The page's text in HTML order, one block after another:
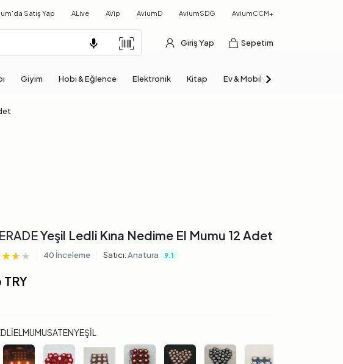
Satış Yap ALive AVip AviumD AviumSDG AviumCCM+
Giriş Yap Sepetim
Giyim Hobi & Eğlence Elektronik Kitap Ev & Mobilya
Yeşil Ledli Kına Nedime El Mumu 12 Adet
40 İnceleme Satıcı:Anatura 9.1
TRY